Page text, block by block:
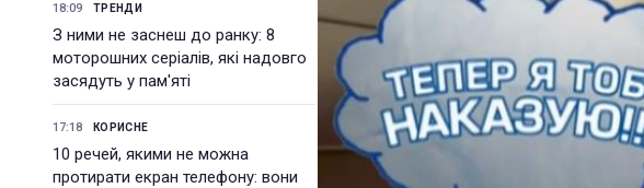
18:09 ТРЕНДИ
З ними не заснеш до ранку: 8
моторошних серіалів, які надовго
засядуть у пам'яті
17:18 КОРИСНЕ
10 речей, якими не можна
протирати екран телефону: вони